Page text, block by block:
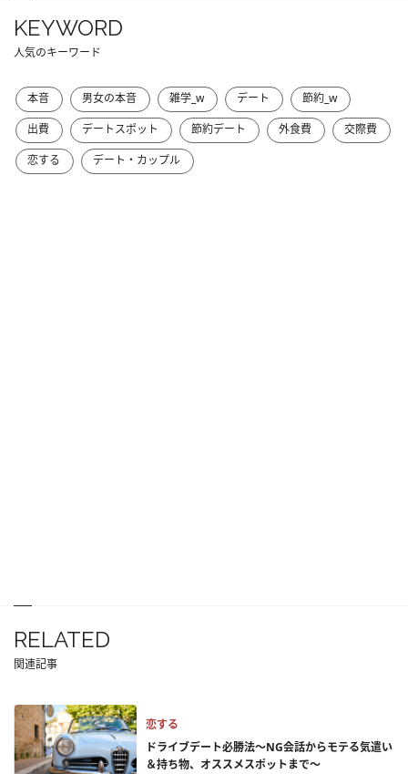
KEYWORD
人気のキーワード
本音 男女の本音 雑学_w デート
節約_w
出費
デートスポット 節約デート 外食費
交際費
恋する
デート・カップル
RELATED
関連記事
恋する
ドライブデート必勝法～NG会話からモテる気遣い
＆持ち物、オススメスポットまで～